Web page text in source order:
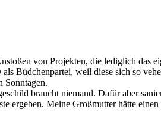
von Projekten, die lediglich das
Büdchenpartei, weil diese sich so
Sonntagen.
braucht niemand. Dafür aber
ergeben. Meine Großmutter hätte